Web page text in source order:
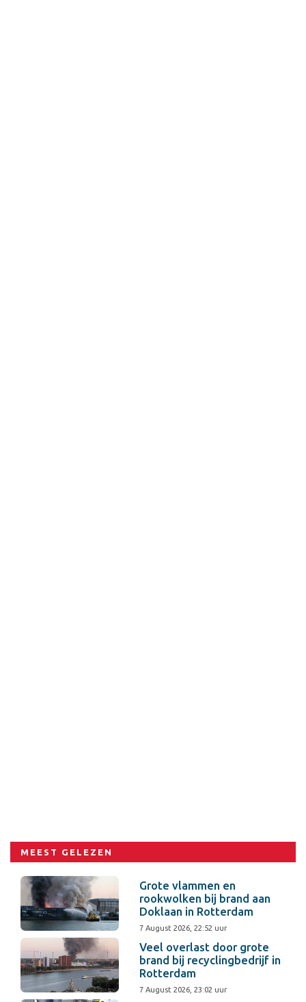
MEEST GELEZEN
Grote vlammen en
rookwolken bij brand aan
Doklaan in Rotterdam
7 August 2026, 22:52 uur
Veel overlast door grote
brand bij recyclingbedrijf in
Rotterdam
7 August 2026, 23:02 uur